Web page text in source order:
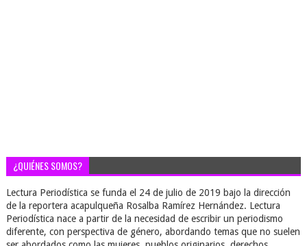
¿QUIÉNES SOMOS?
Lectura Periodística se funda el 24 de julio de 2019 bajo la dirección
de la reportera acapulqueña Rosalba Ramírez Hernández. Lectura
Periodística nace a partir de la necesidad de escribir un periodismo
diferente, con perspectiva de género, abordando temas que no suelen